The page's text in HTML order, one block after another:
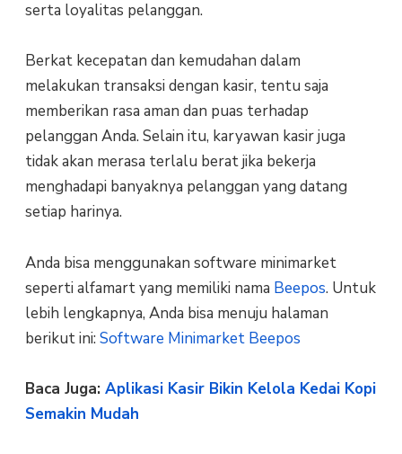
serta loyalitas pelanggan.
Berkat kecepatan dan kemudahan dalam
melakukan transaksi dengan kasir, tentu saja
memberikan rasa aman dan puas terhadap
pelanggan Anda. Selain itu, karyawan kasir juga
tidak akan merasa terlalu berat jika bekerja
menghadapi banyaknya pelanggan yang datang
setiap harinya.
Anda bisa menggunakan software minimarket
seperti alfamart yang memiliki nama Beepos. Untuk
lebih lengkapnya, Anda bisa menuju halaman
berikut ini: Software Minimarket Beepos
Baca Juga: Aplikasi Kasir Bikin Kelola Kedai Kopi
Semakin Mudah